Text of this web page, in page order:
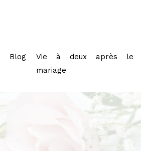
Blog
Vie à deux après le
mariage